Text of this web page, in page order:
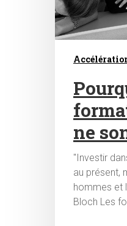
ne
"Investir
au présent,
hommes et
Bloch Les